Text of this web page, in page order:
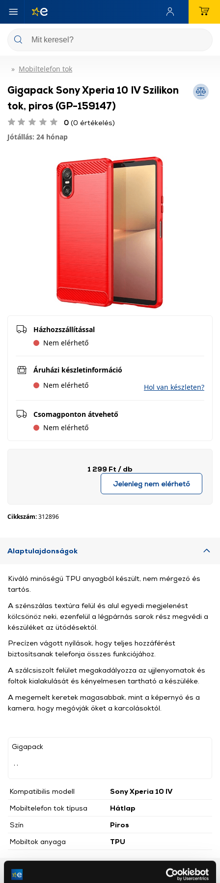
Mobiltelefon tok
Gigapack Sony Xperia 10 IV Szilikon
tok, piros (GP-159147)
0 (0 értékelés)
Jótállás: 24 hónap
Házhozszállítással
Nem elérhető
Áruházi készletinformáció
Nem elérhető
Hol van készleten?
Csomagponton átvehető
Nem elérhető
1 299 Ft / db
Jelenleg nem elérhető
Cikkszám:312896
Alaptulajdonságok
Gigapack
Kompatibilis modell
Sony Xperia 10 IV
Mobiltelefon tok típusa
Hátlap
Szín
Piros
Mobiltok anyaga
TPU
Kiváló minőségű TPU anyagból készült, nem mérgező és
tartós.
A szénszálas textúra felül és alul egyedi megjelenést
kölcsönöz neki, ezenfelül a légpárnás sarok rész megvédi a
készüléket az ütődésektől.
Precízen vágott nyílások, hogy teljes hozzáférést
biztosítsanak telefonja összes funkciójához.
A szálcsiszolt felület megakadályozza az ujjlenyomatok és
foltok kialakulását és kényelmesen tartható a készüléke.
A megemelt keretek magasabbak, mint a képernyő és a
kamera, hogy megóvják őket a karcolásoktól.
Részletes ismertető